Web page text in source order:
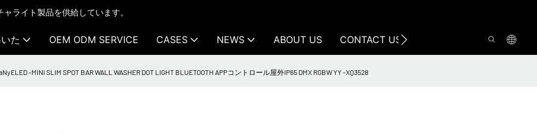
ライト製品を供給しています。
た OEM ODM SERVICE CASES NEWS ABOUT US CONTACT US
-MINI SLIM SPOT BAR WALL WASHER DOT LIGHT BLUETOOTH APPコントロール屋外IP65 DMX RGBW YY -XQ3528